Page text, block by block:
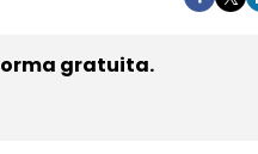
gratuita.